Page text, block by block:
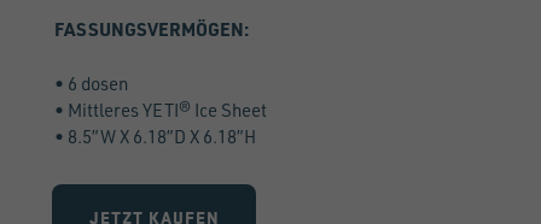
FASSUNGSVERMÖGEN:
• 6 dosen
• Mittleres YETI® Ice Sheet
• 8.5”W X 6.18”D X 6.18”H
JETZT KAUFEN